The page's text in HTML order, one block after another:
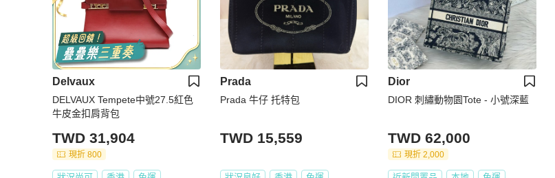
Delvaux
DELVAUX Tempete中號27.5紅色
牛皮金扣肩背包
TWD 31,904
現折 800
Prada
Prada 牛仔 托特包
TWD 15,559
Dior
DIOR 刺繡動物園Tote - 小號深藍
TWD 62,000
現折 2,000